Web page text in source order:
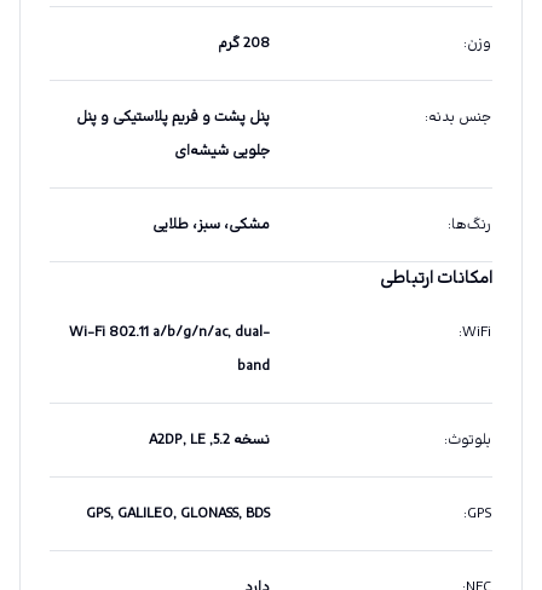
وزن: 208 گرم
جنس بدنه:
پنل پشت و فریم پلاستیکی و پنل
جلویی شیشه‌ای
رنگ‌ها: مشکی، سبز، طلایی
امکانات ارتباطی
WiFi
:
Wi-Fi 802.11 a/b/g/n/ac, dual-
band
بلوتوث: نسخه 5.2, A2DP, LE
GPS
:
GPS, GALILEO, GLONASS, BDS